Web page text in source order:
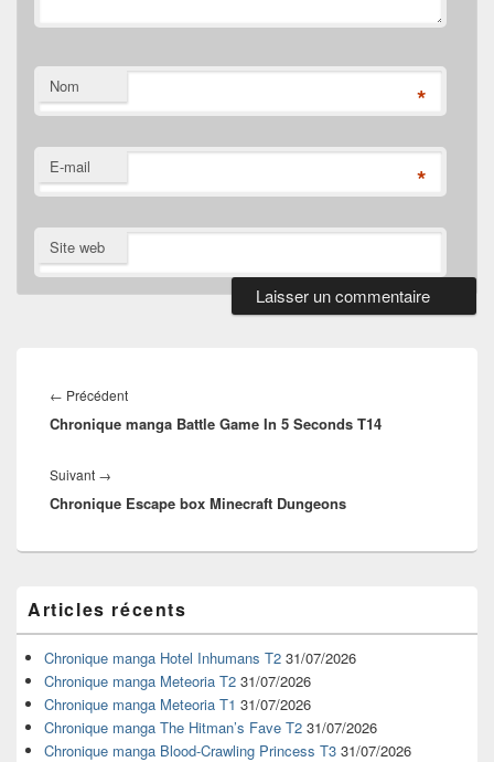
Nom *
E-mail *
Site web
de
l’article
← PrécédentArticle
précédent :
Chronique manga Battle Game In 5 Seconds T14
Suivant →
suivant :
Chronique Escape box Minecraft Dungeons
principale
de
widget
pour
barre
latérale
Articles récents
Chronique manga Hotel Inhumans T2 31/07/2026
Chronique manga Meteoria T2 31/07/2026
Chronique manga Meteoria T1 31/07/2026
Chronique manga The Hitman’s Fave T2 31/07/2026
Chronique manga Blood-Crawling Princess T3 31/07/2026